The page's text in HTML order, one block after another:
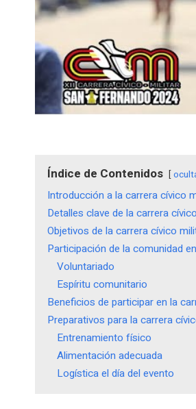
Índice de Contenidos
Introducción a la carrera cívico
Detalles clave de la carrera
Objetivos de la carrera cívico
Participación de la comunidad
Voluntariado
Espíritu comunitario
Beneficios de participar en la
Preparativos para la carrera
Entrenamiento físico
Alimentación adecuada
Logística el día del evento